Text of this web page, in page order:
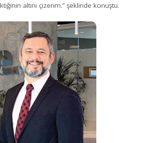
altını çizerim.” şeklinde konuştu.